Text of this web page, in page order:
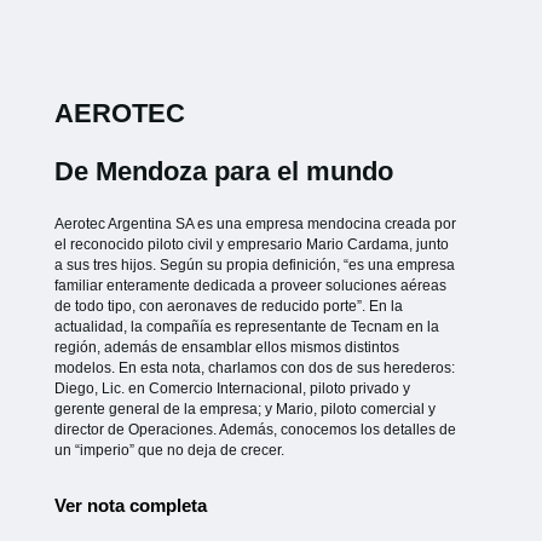
AEROTEC
De Mendoza para el mundo
Aerotec Argentina SA es una empresa mendocina creada por
el reconocido piloto civil y empresario Mario Cardama, junto
a sus tres hijos. Según su propia definición, “es una empresa
familiar enteramente dedicada a proveer soluciones aéreas
de todo tipo, con aeronaves de reducido porte”. En la
actualidad, la compañía es representante de Tecnam en la
región, además de ensamblar ellos mismos distintos
modelos. En esta nota, charlamos con dos de sus herederos:
Diego, Lic. en Comercio Internacional, piloto privado y
gerente general de la empresa; y Mario, piloto comercial y
director de Operaciones. Además, conocemos los detalles de
un “imperio” que no deja de crecer.
Ver nota completa